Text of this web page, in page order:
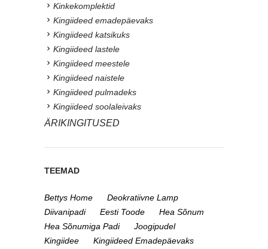
Kinkekomplektid
Kingiideed emadepäevaks
Kingiideed katsikuks
Kingiideed lastele
Kingiideed meestele
Kingiideed naistele
Kingiideed pulmadeks
Kingiideed soolaleivaks
ÄRIKINGITUSED
TEEMAD
Bettys Home
Deokratiivne Lamp
Diivanipadi
Eesti Toode
Hea Sõnum
Hea Sõnumiga Padi
Joogipudel
Kingiidee
Kingiideed Emadepäevaks